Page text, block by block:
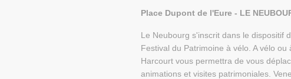
Place Dupont de l'Eure - LE
Le Neubourg s'inscrit dans le dispositif
Festival du Patrimoine à vélo. A vélo
Harcourt vous permettra de vous
animations et visites patrimoniales.